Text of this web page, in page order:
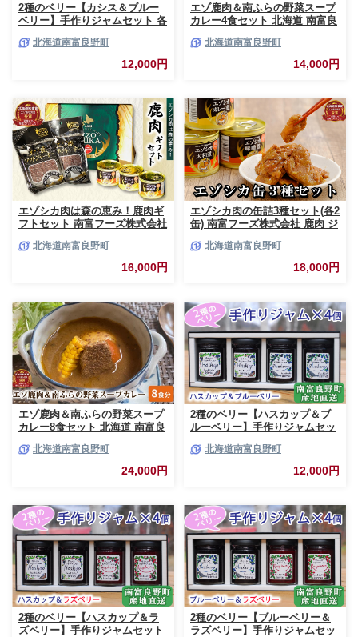
2種のベリー【カシス＆ブルー
ベリー】手作りジャムセット 各
ベリー カシス ブルーベリー ソ
ース 果実 てんさい糖 無農薬 甘
北海道南富良野町
12,000円
エゾ鹿肉＆南ふらの野菜スープ
カレー4食セット 北海道 南富良
スープカレー セット 詰合せ 加
北海道南富良野町
14,000円
エゾシカ肉は森の恵み！鹿肉ギ
フトセット 南富フーズ株式会社
北海道 南富良野町 エゾシカ 缶
詰 セット 詰合せ 贈り物 ギフト
北海道南富良野町
16,000円
エゾシカ肉の缶詰3種セット(各2
缶) 南富フーズ株式会社 鹿肉 ジ
南富良野町 エゾシカ 缶詰 セッ
ト 詰合せ 肉の加工品 おかず お
北海道南富良野町
18,000円
エゾ鹿肉＆南ふらの野菜スープ
カレー8食セット 北海道 南富良
スープカレー セット 詰合せ 加
北海道南富良野町
24,000円
2種のベリー【ハスカップ＆ブ
ルーベリー】手作りジャムセッ
ャム ベリー ハスカップ ブルー
北海道南富良野町
12,000円
2種のベリー【ハスカップ＆ラ
ズベリー】手作りジャムセット
2種のベリー【ブルーベリー＆
ラズベリー】手作りジャムセッ